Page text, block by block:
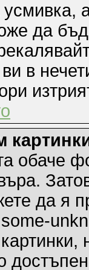
да
в
обаче
да я